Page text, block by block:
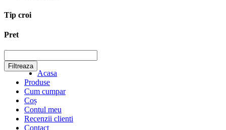
Tip croi
Pret
Filtreaza
Acasa
Produse
Cum cumpar
Coș
Contul meu
Recenzii clienti
Contact